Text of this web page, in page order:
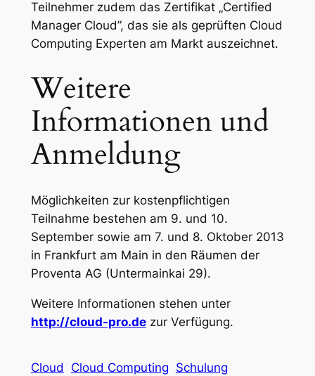
Teilnehmer zudem das Zertifikat „Certified
Manager Cloud”, das sie als geprüften Cloud
Computing Experten am Markt auszeichnet.
Weitere
Informationen und
Anmeldung
Möglichkeiten zur kostenpflichtigen
Teilnahme bestehen am 9. und 10.
September sowie am 7. und 8. Oktober 2013
in Frankfurt am Main in den Räumen der
Proventa AG (Untermainkai 29).
Weitere Informationen stehen unter
http://cloud-pro.dezur Verfügung.
Cloud Cloud Computing Schulung